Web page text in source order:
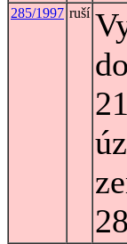
285/1997 ruší